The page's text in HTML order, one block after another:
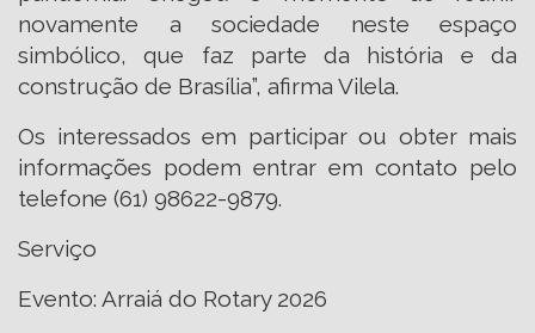
novamente a sociedade neste espaço
simbólico, que faz parte da história e da
construção de Brasília”, afirma Vilela.
Os interessados em participar ou obter mais
informações podem entrar em contato pelo
telefone (61) 98622-9879.
Serviço
Evento: Arraiá do Rotary 2026